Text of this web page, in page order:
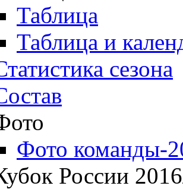
Таблица
Таблица и
сезона
Фото команды-
России